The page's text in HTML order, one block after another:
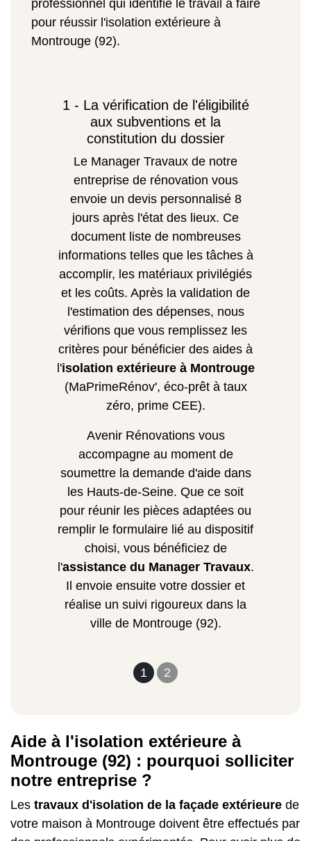
professionnel qui identifie le travail à faire
pour réussir l'isolation extérieure à
Montrouge (92).
1 2
1 - La vérification de l'éligibilité
aux subventions et la
constitution du dossier
Le Manager Travaux de notre
entreprise de rénovation vous
envoie un devis personnalisé 8
jours après l'état des lieux. Ce
document liste de nombreuses
informations telles que les tâches à
accomplir, les matériaux privilégiés
et les coûts. Après la validation de
l'estimation des dépenses, nous
vérifions que vous remplissez les
critères pour bénéficier des aides à
l'isolation extérieure à Montrouge
(MaPrimeRénov', éco-prêt à taux
zéro, prime CEE).
Avenir Rénovations vous
accompagne au moment de
soumettre la demande d'aide dans
les Hauts-de-Seine. Que ce soit
pour réunir les pièces adaptées ou
remplir le formulaire lié au dispositif
choisi, vous bénéficiez de
l'assistance du Manager Travaux.
Il envoie ensuite votre dossier et
réalise un suivi rigoureux dans la
ville de Montrouge (92).
Aide à l'isolation extérieure à
Montrouge (92) : pourquoi solliciter
notre entreprise ?
Les travaux d'isolation de la façade extérieure de
votre maison à Montrouge doivent être effectués par